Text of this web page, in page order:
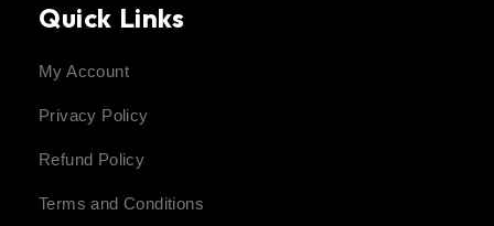
Quick Links
My Account
Privacy Policy
Refund Policy
Terms and Conditions